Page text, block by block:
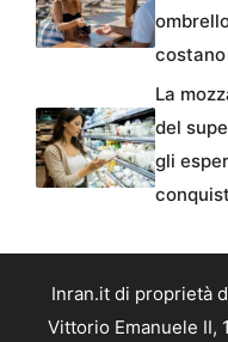
La
del
gli
Inran.it di proprietà
Vittorio Emanuele II,